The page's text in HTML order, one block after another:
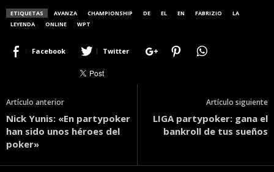
ETIQUETAS AVANZA CHAMPIONSHIP DE EL EN FABRIZIO
LA
LEYENDA
ONLINE WPT
Facebook Twitter
Artículo anterior
Nick Yunis: «En partypoker
han sido unos héroes del
poker»
Artículo siguiente
LIGA partypoker: gana el
bankroll de tus sueños